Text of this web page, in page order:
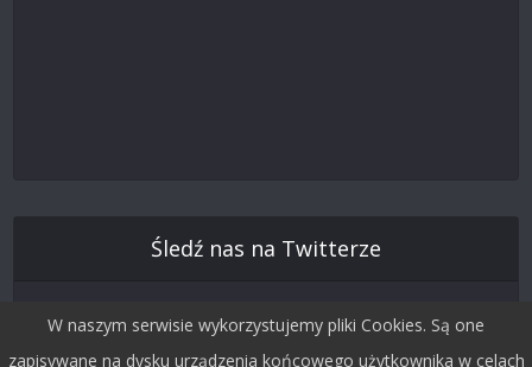
Śledź nas na Twitterze
W naszym serwisie wykorzystujemy pliki Cookies. Są one
zapisywane na dysku urządzenia końcowego użytkownika w celach